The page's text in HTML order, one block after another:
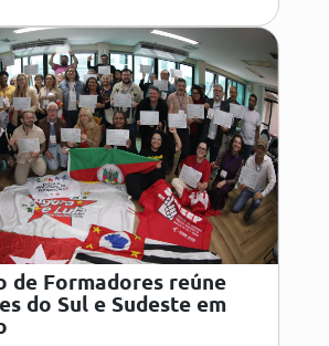
de Formadores reúne
do Sul e Sudeste em